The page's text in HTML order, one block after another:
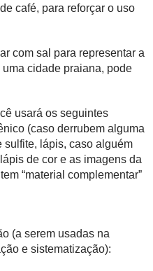
café, para reforçar o uso
com sal para representar a
cidade praiana, pode
usará os seguintes
(caso derrubem alguma
sulfite, lápis, caso alguém
de cor e as imagens da
“material complementar”
(a serem usadas na
e sistematização):